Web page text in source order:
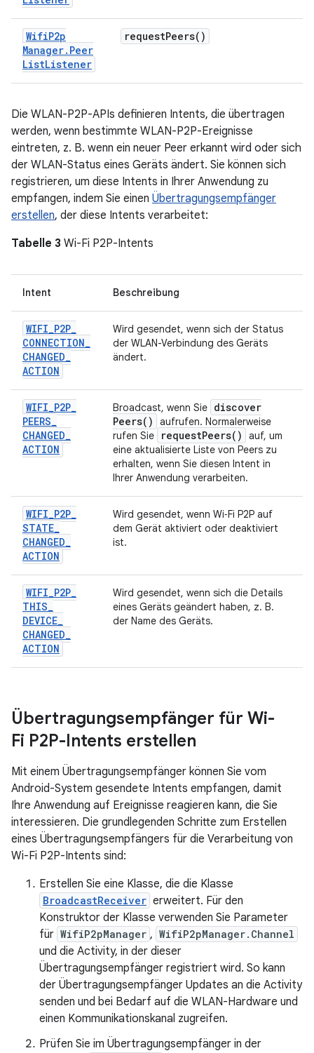
WifiP2p
Manager. Peer
ListListener
requestPeers( )
Die WLAN-P2P-APIs definieren Intents, die übertragen
werden, wenn bestimmte WLAN-P2P-Ereignisse
eintreten, z. B. wenn ein neuer Peer erkannt wird oder sich
der WLAN-Status eines Geräts ändert. Sie können sich
registrieren, um diese Intents in Ihrer Anwendung zu
empfangen, indem Sie einen Übertragungsempfänger
erstellen, der diese Intents verarbeitet:
Tabelle 3 Wi-Fi P2P-Intents
Intent Beschreibung
WIFI_P2P_
CONNECTION_
CHANGED_
ACTION
Wird gesendet, wenn sich der Status
der WLAN-Verbindung des Geräts
ändert.
WIFI_P2P_
PEERS_
CHANGED_
ACTION
Broadcast, wenn Sie discover
Peers( )
aufrufen. Normalerweise
rufen Sie
requestPeers( )
auf, um
eine aktualisierte Liste von Peers zu
erhalten, wenn Sie diesen Intent in
Ihrer Anwendung verarbeiten.
WIFI_P2P_
STATE_
CHANGED_
ACTION
Wird gesendet, wenn Wi‑Fi P2P auf
dem Gerät aktiviert oder deaktiviert
ist.
WIFI_P2P_
THIS_
DEVICE_
CHANGED_
ACTION
Wird gesendet, wenn sich die Details
eines Geräts geändert haben, z. B.
der Name des Geräts.
Übertragungsempfänger für Wi-
Fi P2P-Intents erstellen
Mit einem Übertragungsempfänger können Sie vom
Android-System gesendete Intents empfangen, damit
Ihre Anwendung auf Ereignisse reagieren kann, die Sie
interessieren. Die grundlegenden Schritte zum Erstellen
eines Übertragungsempfängers für die Verarbeitung von
Wi-Fi P2P-Intents sind:
Erstellen Sie eine Klasse, die die Klasse
BroadcastReceiver erweitert. Für den
Konstruktor der Klasse verwenden Sie Parameter
für WifiP2pManager , WifiP2pManager.Channel
und die Activity, in der dieser
Übertragungsempfänger registriert wird. So kann
der Übertragungsempfänger Updates an die Activity
senden und bei Bedarf auf die WLAN-Hardware und
einen Kommunikationskanal zugreifen.
Prüfen Sie im Übertragungsempfänger in der